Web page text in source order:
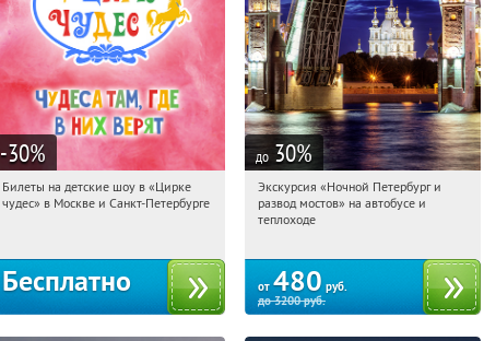
-30%
19:28:35 Получили:3284
Билеты на детские шоу в «Цирке
чудес» в Москве и Санкт-Петербурге
Бесплатно
до 30%
19:28:35
Купи первым!
Площадь Восстания
Экскурсия «Ночной Петербург и
развод мостов» на автобусе и
теплоходе
от 480 руб.
до3200руб.